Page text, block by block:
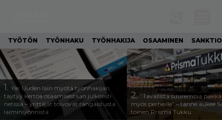
TYÖTÖN TYÖNHAKU TYÖNHAKIJA OSAAMINEN SANKTIO
1. Yle: Uuden lain myötä työnhakijan
täytyy kertoa osaamisestaan julkisesti
netissä – yrittäjät toivovat rangaistusta
laiminlyönnistä
2.”Tavallista suurempia
myös perheille” – tänne aukee
toinen Prisma Tukku